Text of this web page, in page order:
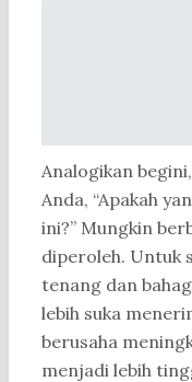
Analogikan
Anda, “Apakah
ini?” Mungkin
diperoleh. Untuk
tenang dan
lebih suka
berusaha
menjadi lebih